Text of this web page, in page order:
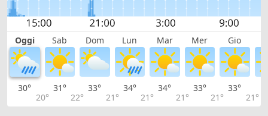
Oggi Sab Dom Lun Mar Mer Gio
30°
20°
31°
22°
33°
21°
34°
21°
34°
21°
33°
21°
33°
21°